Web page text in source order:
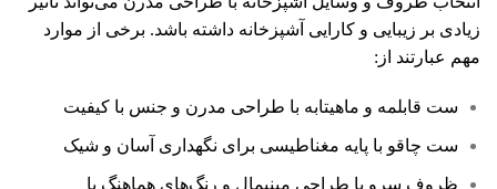
زیادی بر زیبایی و کارایی آشپزخانه داشته باشد. برخی از موارد
مهم عبارتند از:
ست قابلمه و ماهیتابه با طراحی مدرن و جنس با کیفیت
ست چاقو با پایه مغناطیسی برای نگهداری آسان و شیک
ظروف سرو با طراحی مینیمال و رنگ‌های هماهنگ با